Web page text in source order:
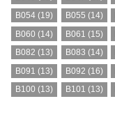
B054 (19) B055 (14)
B060 (14) B061 (15)
B082 (13) B083 (14)
B091 (13) B092 (16)
B100 (13) B101 (13)